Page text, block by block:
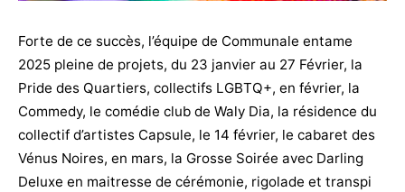
Forte de ce succès, l’équipe de Communale entame
2025 pleine de projets, du 23 janvier au 27 Février, la
Pride des Quartiers, collectifs LGBTQ+, en février, la
Commedy, le comédie club de Waly Dia, la résidence du
collectif d’artistes Capsule, le 14 février, le cabaret des
Vénus Noires, en mars, la Grosse Soirée avec Darling
Deluxe en maitresse de cérémonie, rigolade et transpi